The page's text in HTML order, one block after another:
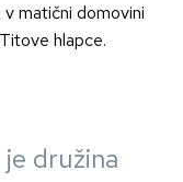
matični domovini
hlapce.
družina